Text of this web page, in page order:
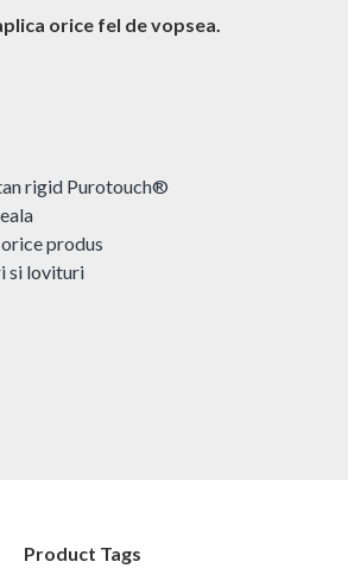
orice fel de vopsea.
rigid Purotouch®
produs
si lovituri
Product Tags